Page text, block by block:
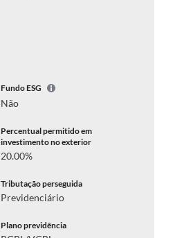
Fundo ESG
Não
Percentual permitido em
investimento no exterior
20.00%
Tributação perseguida
Previdenciário
Plano previdência